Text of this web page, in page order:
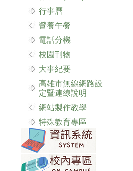
行事曆
營養午餐
電話分機
校園刊物
大事紀要
高雄市無線網路設
定暨連線說明
網站製作教學
特殊教育專區